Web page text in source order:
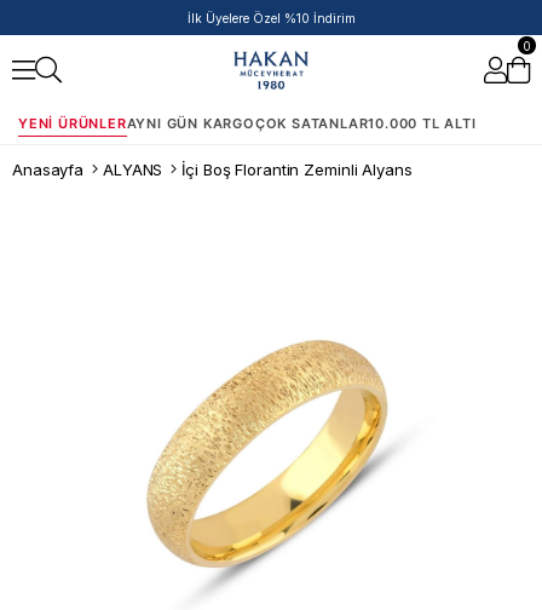
İlk Üyelere Özel %10 İndirim
0
YENI ÜRÜNLERAYNI GÜN KARGOÇOK SATANLAR10.000 TL ALTI
Anasayfa ALYANS İçi Boş Florantin Zeminli Alyans